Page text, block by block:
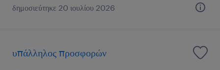
δημοσιεύτηκε 20 ιουλίου 2026
υπάλληλος προσφορών